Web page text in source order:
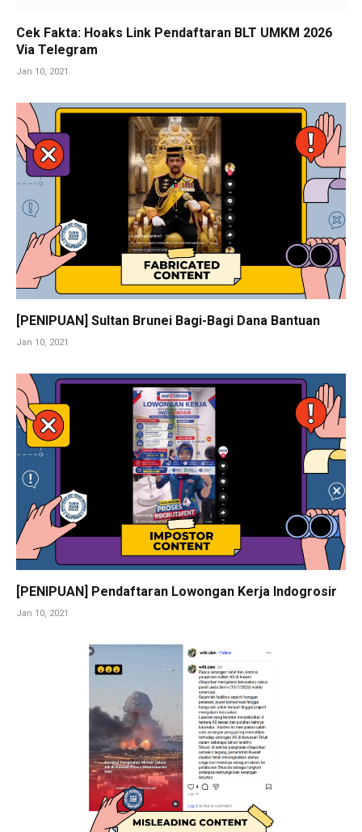
Cek Fakta: Hoaks Link Pendaftaran BLT UMKM 2026
Via Telegram
Jan 10, 2021
[PENIPUAN] Sultan Brunei Bagi-Bagi Dana Bantuan
Jan 10, 2021
[PENIPUAN] Pendaftaran Lowongan Kerja Indogrosir
Jan 10, 2021